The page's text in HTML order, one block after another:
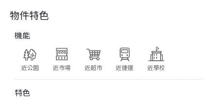
物件特色
機能
近公園 近市場 近超市 近捷運 近學校
特色